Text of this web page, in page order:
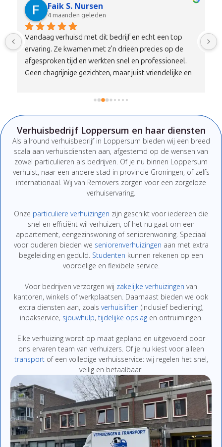
pek Snek
4 maanden geleden
Ik wil bij deze Khalil en Fahrad heel erg bedanken dat
zij mijn spullen hebben verhuisd!Professionele
verhuizers, punctueel, niet gehaast, zeer vriendelijk,
en zeer harde werkers.Echt een aanrader deze
Verhuisbedrijf Loppersum en haar diensten
Als allround verhuisbedrijf in Loppersum bieden wij een breed
scala aan verhuisdiensten aan, afgestemd op de wensen van
zowel particulieren als bedrijven. Of je nu binnen Loppersum
verhuist, naar een andere stad in provincie Groningen, of zelfs
internationaal. Wij van Removers zorgen voor een zorgeloze
verhuiservaring.
Onze particuliere verhuizingen zijn geschikt voor iedereen die
snel en efficiënt wil verhuizen, of het nu gaat om een
appartement, eengezinswoning of seniorenwoning. Speciaal
voor ouderen bieden we seniorenverhuizingen aan met extra
begeleiding en geduld. Studenten kunnen rekenen op een
voordelige en flexibele service.
Voor bedrijven verzorgen wij zakelijke verhuizingen van
kantoren, winkels ofwerkplaatsen. Daarnaast bieden we ook
extra diensten aan, zoals verhuisliften (inclusief bediening),
inpakservice, sjouwhulp, tijdelijke opslag en ontruimingen
Elke verhuizing wordt op maat gepland en uitgevoerd door
ons ervaren team van verhuizers. Of je nu kiest voor alleen
transport of een volledige verhuisservice: wij regelen het snel,
veilig en betaalbaar.